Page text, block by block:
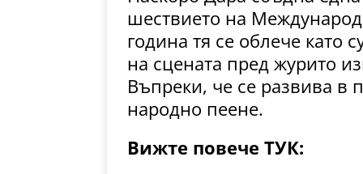
шествието на
година тя се облече като
на сцената пред журито
Въпреки, че се развива в
народно пеене.
Вижте повече ТУК: